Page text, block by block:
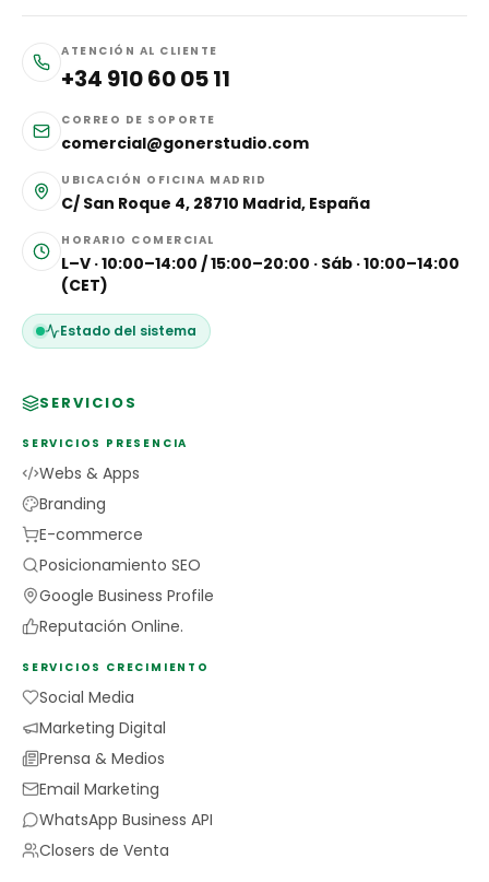
ATENCIÓN AL CLIENTE
+34 910 60 05 11
CORREO DE SOPORTE
comercial@gonerstudio.com
UBICACIÓN OFICINA MADRID
C/ San Roque 4, 28710 Madrid, España
HORARIO COMERCIAL
L–V · 10:00–14:00 / 15:00–20:00 · Sáb · 10:00–14:00
(CET)
Estado del sistema
SERVICIOS
SERVICIOS PRESENCIA
Webs & Apps
Branding
E-commerce
Posicionamiento SEO
Google Business Profile
Reputación Online.
SERVICIOS CRECIMIENTO
Social Media
Marketing Digital
Prensa & Medios
Email Marketing
WhatsApp Business API
Closers de Venta